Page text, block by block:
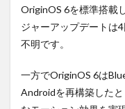
OriginOS 6を標準搭載
ジャーアップデートは
不明です。
一方でOriginOS 6は
Androidを再構築した